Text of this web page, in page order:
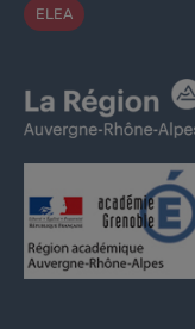
ELEA